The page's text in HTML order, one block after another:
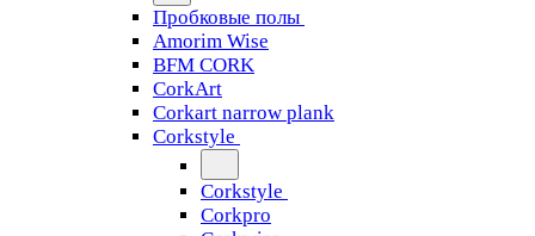
Пробковые полы
Amorim Wise
BFM CORK
CorkArt
Corkart narrow plank
Corkstyle
Corkstyle
Corkpro